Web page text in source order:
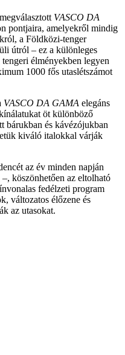
VASCO DA
pontjaira, amelyekről mindig
a Földközi-tenger
útról – ez a különleges
élményekben legyen
1000 fős utaslétszámot
VASCO DA GAMA elegáns
öt különböző
bárukban és kávézójukban
kiváló italokkal várják
az év minden napján
köszönhetően az eltolható
fedélzeti program
változatos élőzene és
az utasokat.